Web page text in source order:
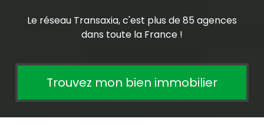
Le réseau Transaxia, c'est plus de 85 agences
dans toute la France !
Trouvez mon bien immobilier